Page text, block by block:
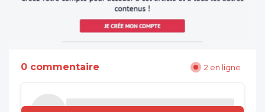
0 commentaire 2 en ligne